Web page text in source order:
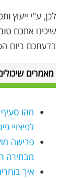
לכן, ע"י ייעוץ
שיכינו אתכם
בדעתכם ביום
מאמרים
לפיצויי
פרישה
מבחירה
איך